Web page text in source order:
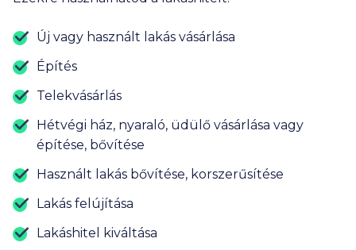
Új vagy használt lakás vásárlása
Építés
Telekvásárlás
Hétvégi ház, nyaraló, üdülő vásárlása vagy
építése, bővítése
Használt lakás bővítése, korszerűsítése
Lakás felújítása
Lakáshitel kiváltása